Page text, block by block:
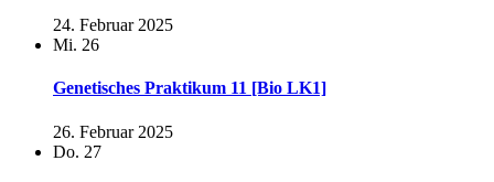
24. Februar 2025
Mi. 26
Genetisches Praktikum 11 [Bio LK1]
26. Februar 2025
Do. 27